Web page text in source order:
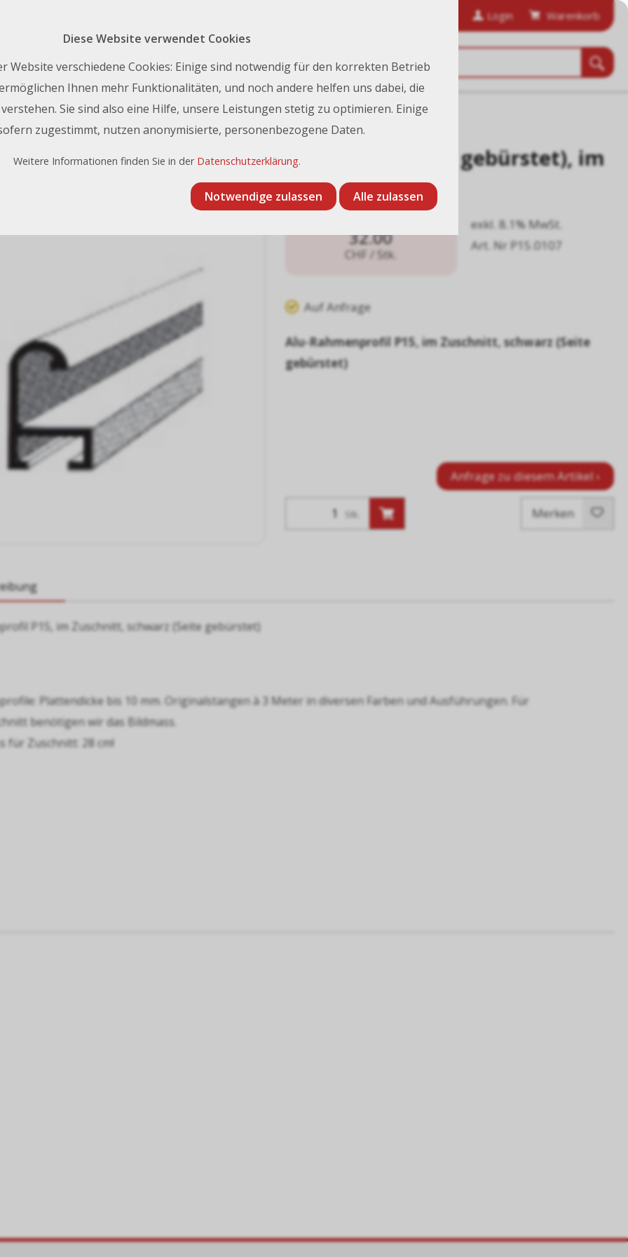
Login Warenkorb
Kontakt
Profi l P15 schwarz (Seite gebürstet), im Zuschnitt
Bilderrahmen Profi l P15 schwarz (Seite gebürstet), im
32.00
CHF / Stk.
exkl. 8.1% MwSt.
Art. Nr P15.0107
Auf Anfrage
Alu-Rahmenprofil P15, im Zuschnitt, schwarz (Seite
gebürstet)
Anfrage zu diesem Artikel ›
Stk. Merken
P15, im Zuschnitt, schwarz (Seite gebürstet)
Plattendicke bis 10 mm. Originalstangen à 3 Meter in diversen Farben und Ausführungen. Für
benötigen wir das Bildmass.
für Zuschnitt: 28 cm!
Diese Website verwendet Cookies
Website verschiedene Cookies: Einige sind notwendig für den korrekten Betrieb
Ihnen mehr Funktionalitäten, und noch andere helfen uns dabei, die
Sie sind also eine Hilfe, unsere Leistungen stetig zu optimieren. Einige
zugestimmt, nutzen anonymisierte, personenbezogene Daten.
Weitere Informationen finden Sie in der Datenschutzerklärung.
Notwendige zulassen Alle zulassen